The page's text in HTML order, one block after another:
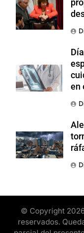
en
© Copyright
reservados.